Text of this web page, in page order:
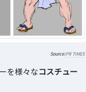
PR TIMES
を様々なコスチュー